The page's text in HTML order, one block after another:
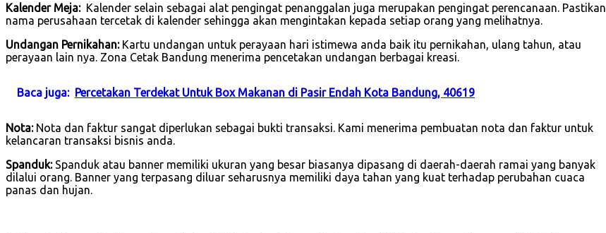
Kalender Meja:Kalender selain sebagai alat pengingat penanggalan juga merupakan pengingat perencanaan. Pastikan
nama perusahaan tercetak di kalender sehingga akan mengintakan kepada setiap orang yang melihatnya.
Undangan Pernikahan:Kartu undangan untuk perayaan hari istimewa anda baik itu pernikahan, ulang tahun, atau
perayaan lain nya. Zona Cetak Bandung menerima pencetakan undangan berbagai kreasi.
Baca juga: Percetakan Terdekat Untuk Box Makanan di Pasir Endah Kota Bandung, 40619
Nota:Nota dan faktur sangat diperlukan sebagai bukti transaksi. Kami menerima pembuatan nota dan faktur untuk
kelancaran transaksi bisnis anda.
Spanduk:Spanduk atau banner memiliki ukuran yang besar biasanya dipasang di daerah-daerah ramai yang banyak
dilalui orang. Banner yang terpasang diluar seharusnya memiliki daya tahan yang kuat terhadap perubahan cuaca
panas dan hujan.